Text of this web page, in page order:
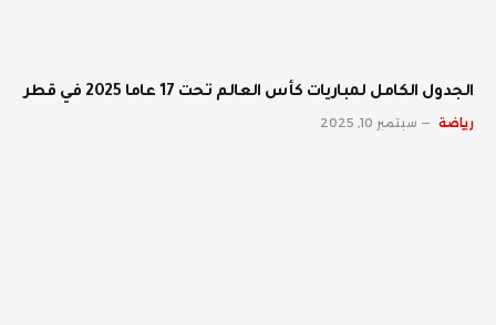
الجدول الكامل لمباريات كأس العالم تحت 17 عاما 2025 في قطر
رياضة سبتمبر 10, 2025